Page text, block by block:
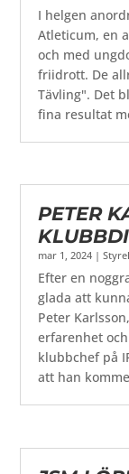
I helgen
Atleticum, en
och med
friidrott. De
Tävling". Det
fina resultat
PETER
mar 1, 2024 |
Efter en
glada att
Peter
erfarenhet
klubbchef på
att han